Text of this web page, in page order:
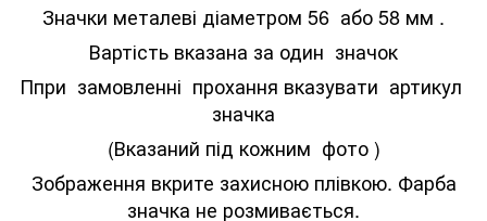
Значки металеві діаметром 56 або 58 мм .
Вартість вказана за один значок
Ппри замовленні прохання вказувати артикул
значка
(Вказаний під кожним фото )
Зображення вкрите захисною плівкою. Фарба
значка не розмивається.